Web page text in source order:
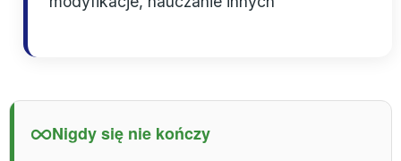
Nigdy się nie kończy